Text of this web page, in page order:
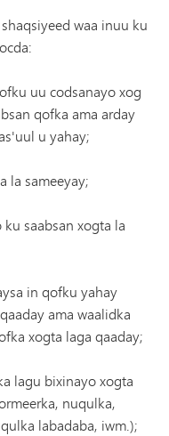
waa inuu ku
uu codsanayo xog
qofka ama arday
u yahay;
la sameeyay;
ku saabsan xogta la
in qofku yahay
ama waalidka
xogta laga qaaday;
lagu bixinayo xogta
nuqulka,
labadaba, iwm.);